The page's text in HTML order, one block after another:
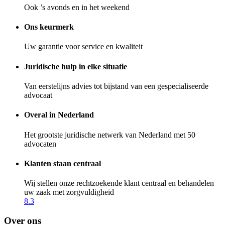
Ook ’s avonds en in het weekend
Ons keurmerk
Uw garantie voor service en kwaliteit
Juridische hulp in elke situatie
Van eerstelijns advies tot bijstand van een gespecialiseerde
advocaat
Overal in Nederland
Het grootste juridische netwerk van Nederland met 50
advocaten
Klanten staan centraal
Wij stellen onze rechtzoekende klant centraal en behandelen
uw zaak met zorgvuldigheid
8.3
Over ons